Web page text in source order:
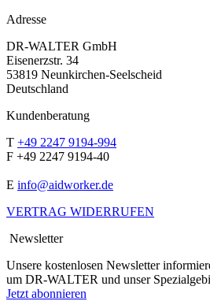
Adresse
DR-WALTER GmbH
Eisenerzstr. 34
53819 Neunkirchen-Seelscheid
Deutschland
Kundenberatung
T +49 2247 9194-994
F +49 2247 9194-40
E info@aidworker.de
VERTRAG WIDERRUFEN
Newsletter
Unsere kostenlosen Newsletter
um DR-WALTER und unser
Jetzt abonnieren